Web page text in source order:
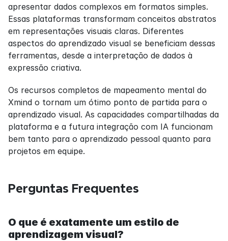
apresentar dados complexos em formatos simples.
Essas plataformas transformam conceitos abstratos
em representações visuais claras. Diferentes
aspectos do aprendizado visual se beneficiam dessas
ferramentas, desde a interpretação de dados à
expressão criativa.
Os recursos completos de mapeamento mental do
Xmind o tornam um ótimo ponto de partida para o
aprendizado visual. As capacidades compartilhadas da
plataforma e a futura integração com IA funcionam
bem tanto para o aprendizado pessoal quanto para
projetos em equipe.
Perguntas Frequentes
O que é exatamente um estilo de
aprendizagem visual?